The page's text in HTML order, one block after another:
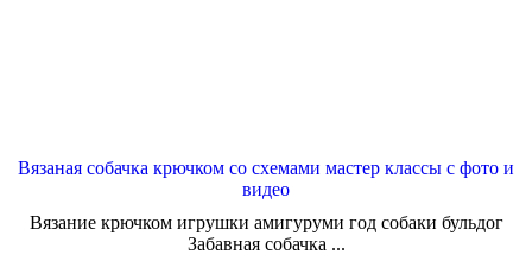
Вязаная собачка крючком со схемами мастер классы с фото и
видео
Вязание крючком игрушки амигуруми год собаки бульдог
Забавная собачка ...